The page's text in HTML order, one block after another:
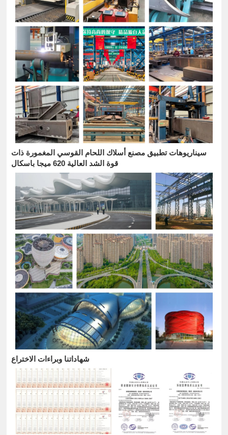
سيناريوهات تطبيق مصنع أسلاك اللحام القوسي المغمورة ذات
قوة الشد العالية 620 ميجا باسكال
شهاداتنا وبراءات الاختراع